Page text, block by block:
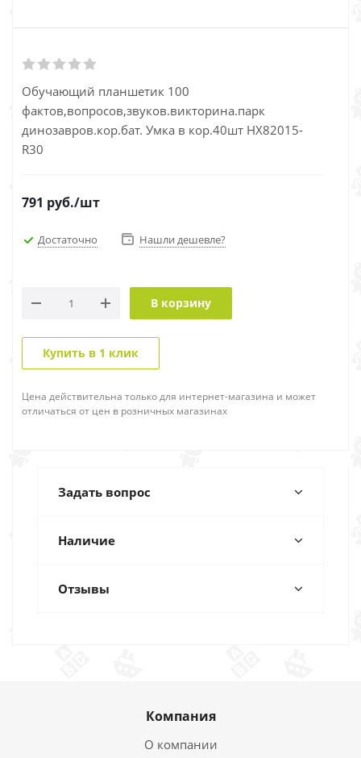
Обучающий планшетик 100
фактов,вопросов,звуков.викторина.парк
динозавров.кор.бат. Умка в кор.40шт HX82015-
R30
791 руб./шт
Достаточно Нашли дешевле?
В корзину
Купить в 1 клик
Цена действительна только для интернет-магазина и может
отличаться от цен в розничных магазинах
Задать вопрос
Наличие
Отзывы
Компания
О компании